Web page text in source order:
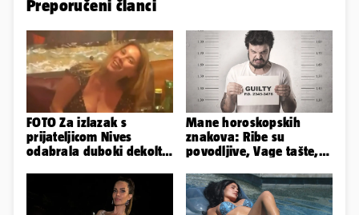
Preporučeni članci
FOTO Za izlazak s
prijateljicom Nives
odabrala duboki dekolte
Mane horoskopskih
znakova: Ribe su
povodljive, Vage tašte,
sebičan...